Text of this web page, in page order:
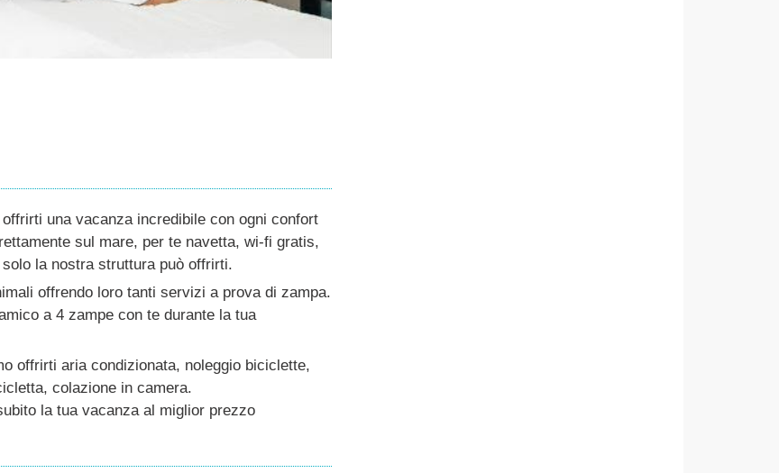
una vacanza incredibile con ogni confort
sul mare, per te navetta, wi-fi gratis,
la nostra struttura può offrirti.
offrendo loro tanti servizi a prova di zampa.
a 4 zampe con te durante la tua
offrirti aria condizionata, noleggio biciclette,
colazione in camera.
la tua vacanza al miglior prezzo